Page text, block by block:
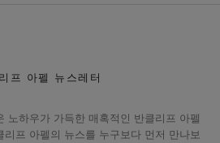
프 아펠 뉴스레터
노하우가 가득한 매혹적인 반클리프 아펠
프 아펠의 뉴스를 누구보다 먼저 만나보